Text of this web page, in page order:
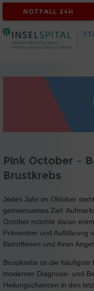
NOTFALL 24H
Pink October –
Brustkrebs
Jedes Jahr im Oktober
gemeinsames Ziel:
October möchte daran
Prävention und Aufklärung
Betroffenen und ihren
Brustkrebs ist die
moderner Diagnose- und
Heilungschancen in den